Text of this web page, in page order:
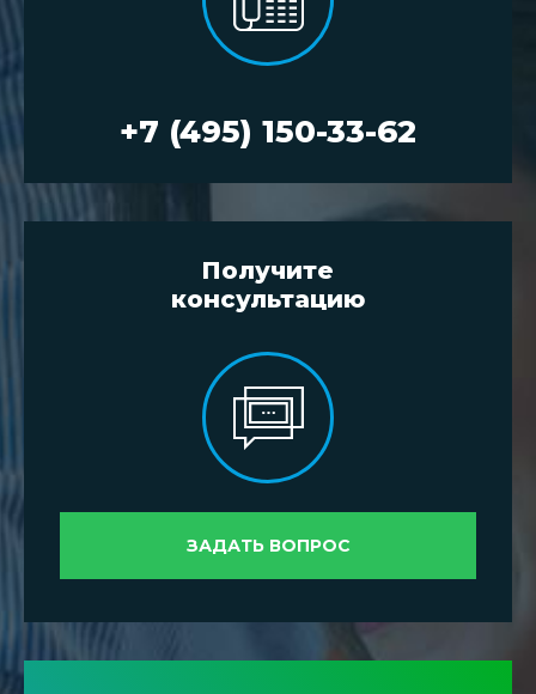
+7 (495) 150-33-62
Получите
консультацию
ЗАДАТЬ ВОПРОС